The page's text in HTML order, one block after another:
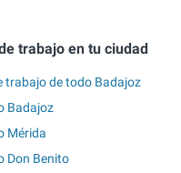
trabajo en tu ciudad
trabajo de todo Badajoz
Badajoz
Mérida
Don Benito